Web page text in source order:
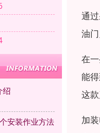
绍
安装作业方法
通
油
在
能
这
加